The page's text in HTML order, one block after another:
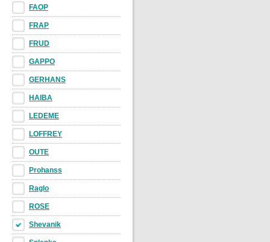
FAOP
FRAP
FRUD
GAPPO
GERHANS
HAIBA
LEDEME
LOFFREY
OUTE
Prohanss
Raglo
ROSE
Shevanik